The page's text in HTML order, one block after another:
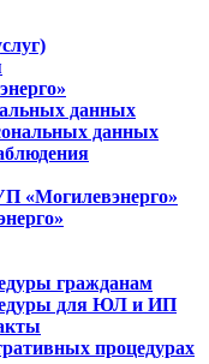
данных
данных
«Могилевэнерго»
гражданам
для ЮЛ и ИП
процедурах